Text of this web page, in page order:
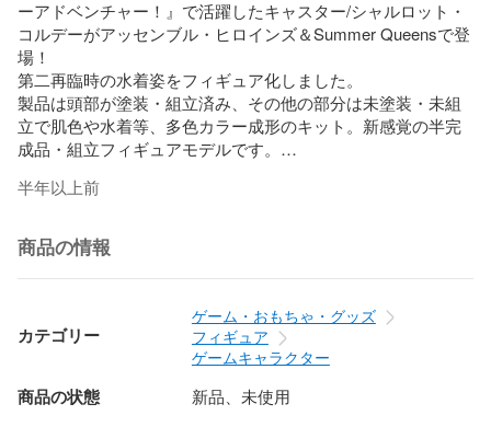
ーアドベンチャー！』で活躍したキャスター/シャルロット・
コルデーがアッセンブル・ヒロインズ＆Summer Queensで登
場！
第二再臨時の水着姿をフィギュア化しました。
製品は頭部が塗装・組立済み、その他の部分は未塗装・未組
立で肌色や水着等、多色カラー成形のキット。新感覚の半完
成品・組立フィギュアモデルです。
可能ですが、塗装せずにただ組み立てるだけでもイメージに
首部分はボールジョイント接続となっており若干可動させる
ことが可能。さりげない仕草の変化を楽しめます。
完成時サイズ：全高約23cm
半年以上前
商品の情報
カテゴリー
ゲーム・おもちゃ・グッズ
フィギュア
ゲームキャラクター
商品の状態 新品、未使用